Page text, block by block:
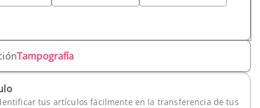
Tampografía
tus artículos fácilmente en la transferencia de tus